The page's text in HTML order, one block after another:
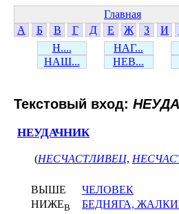
Главная
А
Б В Г Д Е Ж З И
Н....
НАГ...
НАШ...
НЕВ...
Текстовый вход:
НЕУДАЧНИК
(НЕСЧАСТЛИВЕЦ,
ВЫШЕ
ЧЕЛОВЕК
НИЖЕВ
БЕДНЯГА,